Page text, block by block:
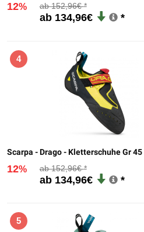
12% 152,96€
134,96€
4
Scarpa - Drago - Kletterschuhe Gr
12% 152,96€
134,96€
5